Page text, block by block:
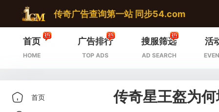
传奇广告查询第一站 同步54.com
首页
HOME
广告排行
TOP ADS
搜服筛选
AD SEARCH
活
首页 传奇星王盔为